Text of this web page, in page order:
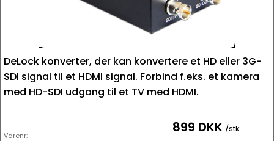
DeLock konverter, der kan konvertere et HD eller 3G-
SDI signal til et HDMI signal. Forbind f.eks. et kamera
med HD-SDI udgang til et TV med HDMI.
Varenr: 899 DKK /stk.